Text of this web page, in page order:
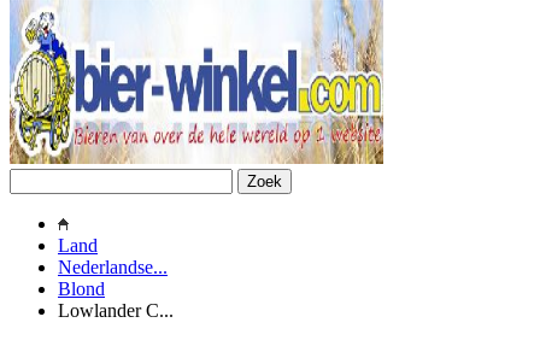
Land
Nederlandse...
Blond
Lowlander C...